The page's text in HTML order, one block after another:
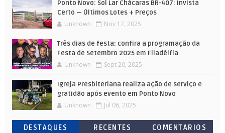
Ponto Novo: Sol Lar Chácaras BR-407: Invista
Certo — Últimos Lotes + Preços
Unknown Nov 17, 2025
Três dias de festa: confira a programação da
Festa de Setembro 2025 em Filadélfia
Unknown Sept 20, 2025
Igreja Presbiteriana realiza ação de serviço e
gratidão após evento em Ponto Novo
Unknown Jul 06, 2025
DESTAQUES RECENTES COMENTARIOS